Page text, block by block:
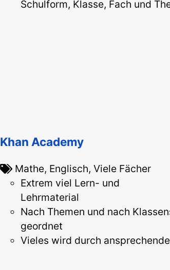
Schulform, Klasse, Fach und
Khan Academy
Mathe, Englisch, Viele Fächer
Extrem viel Lern- und
Lehrmaterial
Nach Themen und nach
geordnet
Vieles wird durch